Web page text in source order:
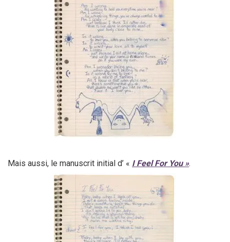
Mais aussi, le manuscrit initial d’ « I Feel For You ».